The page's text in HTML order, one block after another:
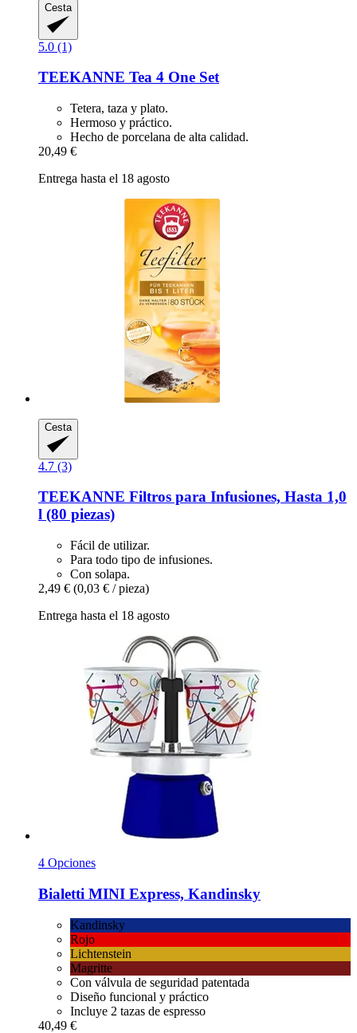
Cesta
5.0 (1)
TEEKANNE Tea 4 One Set
Tetera, taza y plato.
Hermoso y práctico.
Hecho de porcelana de alta calidad.
20,49 €
Entrega hasta el 18 agosto
Cesta
4.7 (3)
TEEKANNE Filtros para Infusiones, Hasta 1,0
l (80 piezas)
Fácil de utilizar.
Para todo tipo de infusiones.
Con solapa.
2,49 € (0,03 € / pieza)
Entrega hasta el 18 agosto
4 Opciones
Bialetti MINI Express, Kandinsky
Kandinsky
Rojo
Lichtenstein
Magritte
Con válvula de seguridad patentada
Diseño funcional y práctico
Incluye 2 tazas de espresso
40,49 €